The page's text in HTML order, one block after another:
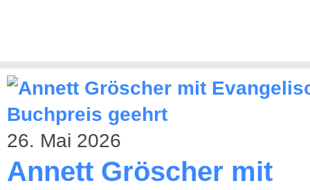
26. Mai 2026
Annett Gröscher mit